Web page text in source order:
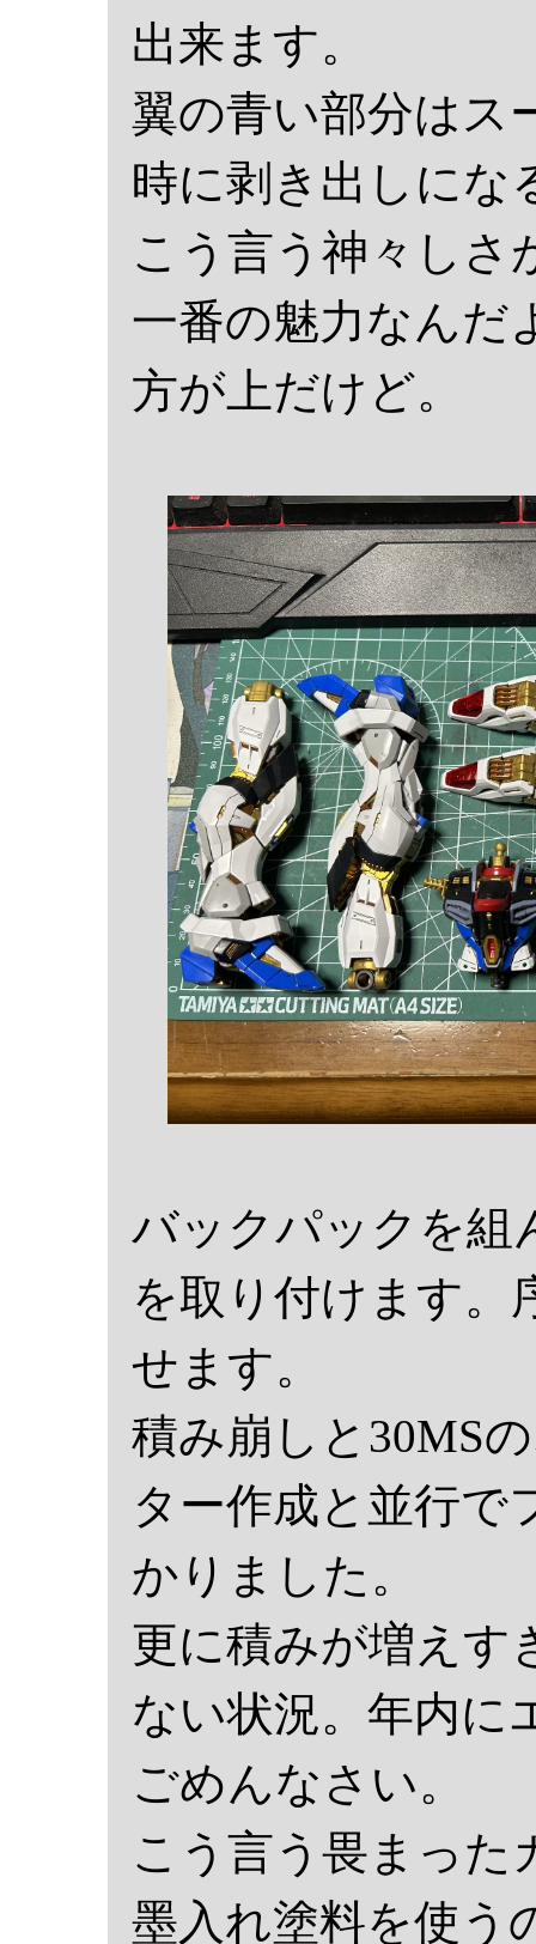
出来ます。
翼の青い部分はス
時に剥き出しにな
こう言う神々しさ
一番の魅力なんだ
方が上だけど。
バックパックを組
を取り付けます。
せます。
積み崩しと30MS
ター作成と並行で
かりました。
更に積みが増えす
ない状況。年内に
ごめんなさい。
こう言う畏まった
墨入れ塗料を使う